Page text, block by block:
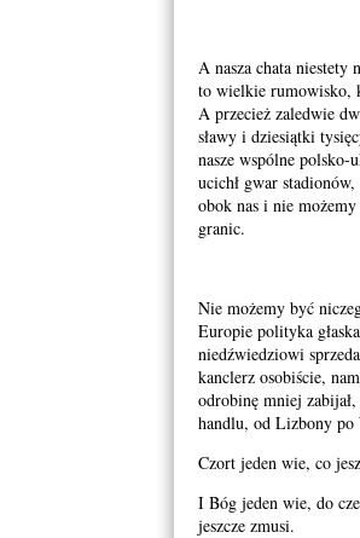
A nasza chata niestety
to wielkie rumowisko,
A przecież zaledwie
sławy i dziesiątki
nasze wspólne
ucichł gwar
obok nas i nie
granic.
Nie możemy być
Europie polityka
niedźwiedziowi
kanclerz osobiście,
odrobinę mniej
handlu, od Lizbony po
Czort jeden wie, co
I Bóg jeden wie, do
jeszcze zmusi.